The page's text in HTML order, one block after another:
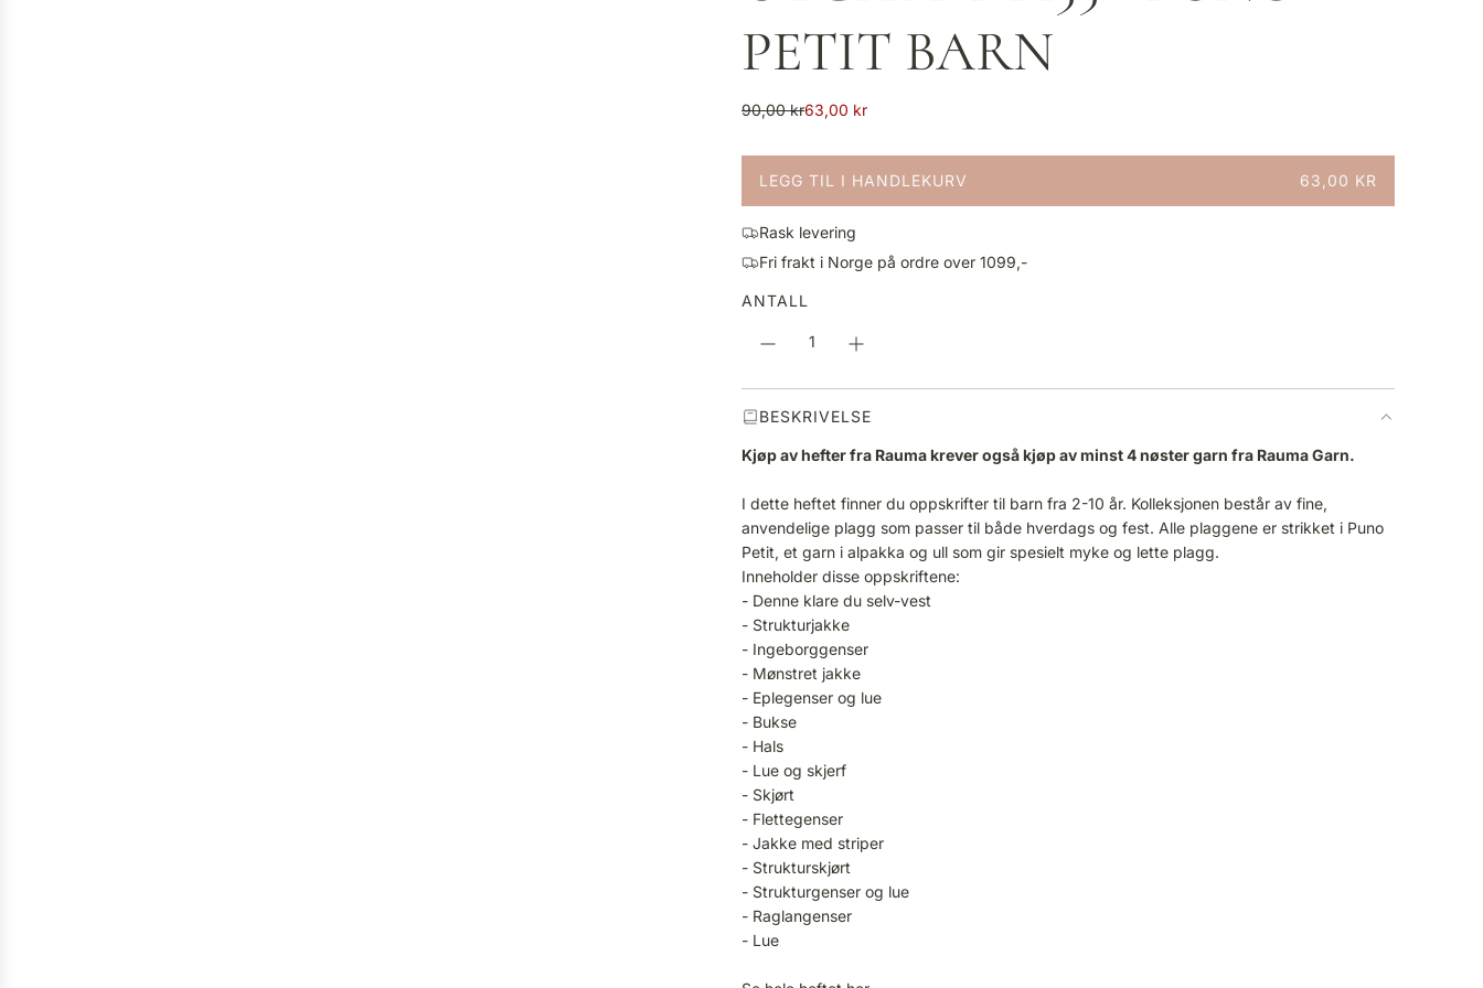
PETIT BARN
S
l
s
p
r
s
90,00 kr
V
n
i
g
p
i
63,00 kr
LEGG TIL I HANDLEKURV 63,00 KR
L
S
T
R
.
Rask levering
Fri frakt i Norge på ordre over 1099,-
ANTALL
BESKRIVELSE
Kjøp av hefter fra Rauma krever også kjøp av minst 4 nøster garn fra Rauma Garn.
I dette heftet finner du oppskrifter til barn fra 2-10 år. Kolleksjonen består av fine,
anvendelige plagg som passer til både hverdags og fest. Alle plaggene er strikket i Puno
Petit, et garn i alpakka og ull som gir spesielt myke og lette plagg.
Inneholder disse oppskriftene:
- Denne klare du selv-vest
- Strukturjakke
- Ingeborggenser
- Mønstret jakke
- Eplegenser og lue
- Bukse
- Hals
- Lue og skjerf
- Skjørt
- Flettegenser
- Jakke med striper
- Strukturskjørt
- Strukturgenser og lue
- Raglangenser
- Lue